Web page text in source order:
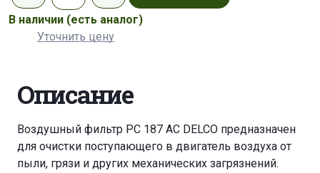
В наличии (есть аналог)
Уточнить цену
Описание
Воздушный фильтр PC 187 AC DELCO предназначен
для очистки поступающего в двигатель воздуха от
пыли, грязи и других механических загрязнений.